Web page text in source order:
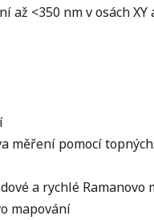
až <350 nm v osách XY
měření pomocí
a rychlé
mapování